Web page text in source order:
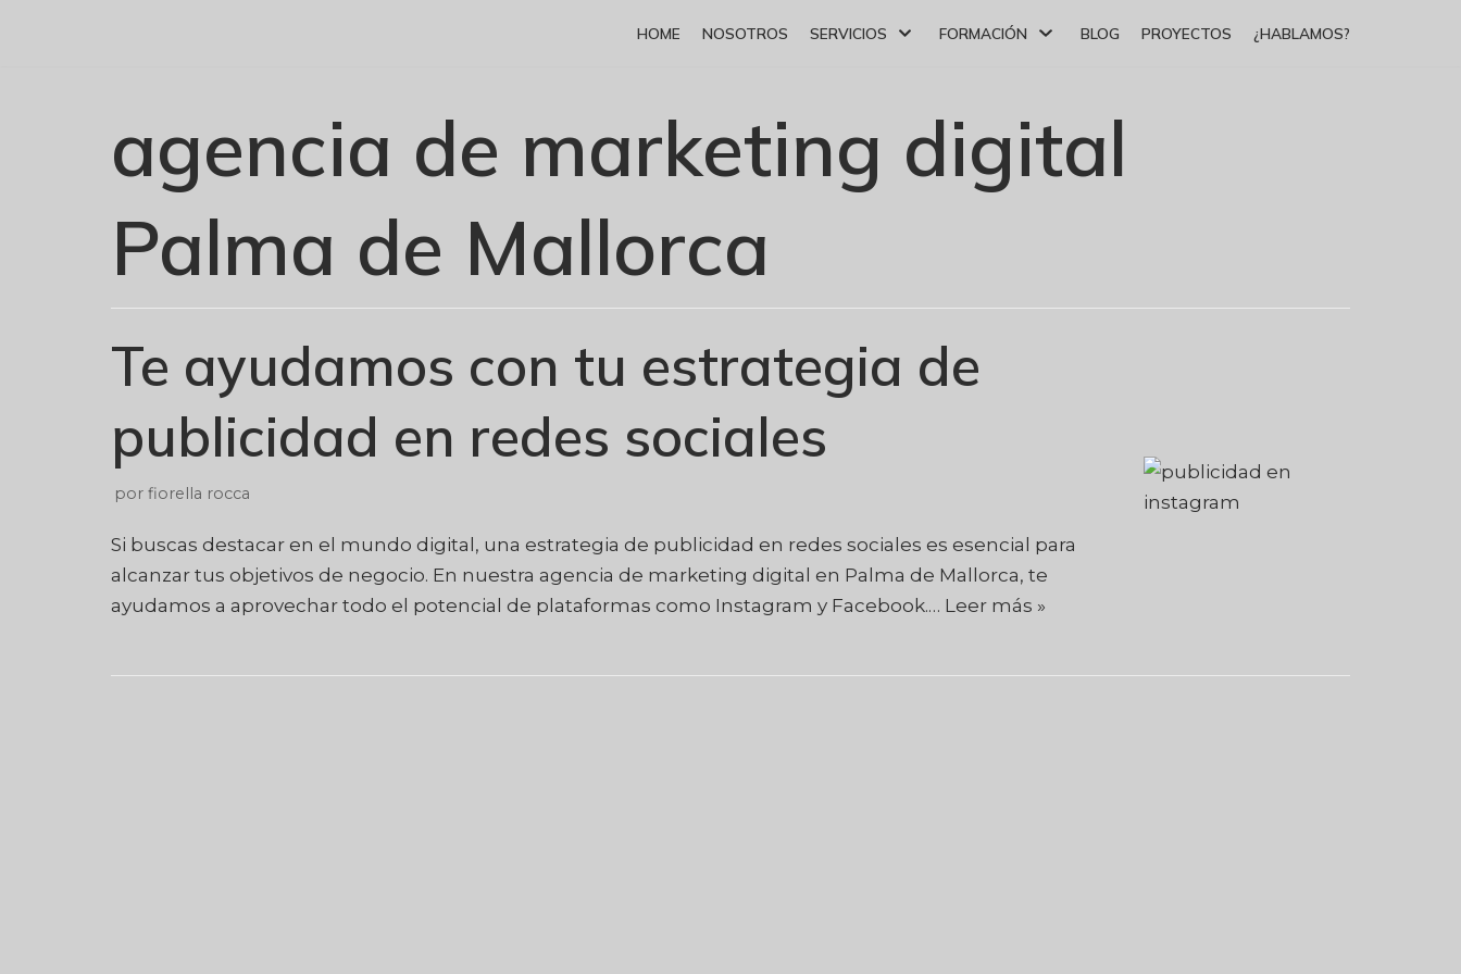
HOME NOSOTROS SERVICIOS FORMACIÓN BLOG PROYECTOS ¿HABLAMOS?
agencia de marketing digital
Palma de Mallorca
Te ayudamos con tu estrategia de
publicidad en redes sociales
por fiorella rocca
Si buscas destacar en el mundo digital, una estrategia de publicidad en redes sociales es esencial para
alcanzar tus objetivos de negocio. En nuestra agencia de marketing digital en Palma de Mallorca, te
ayudamos a aprovechar todo el potencial de plataformas como Instagram y Facebook.… Leer más »